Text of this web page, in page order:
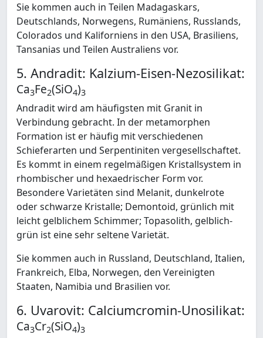
Sie kommen auch in Teilen Madagaskars,
Deutschlands, Norwegens, Rumäniens, Russlands,
Colorados und Kaliforniens in den USA, Brasiliens,
Tansanias und Teilen Australiens vor.
5. Andradit: Kalzium-Eisen-Nezosilikat:
Ca3Fe2(SiO4)3
Andradit wird am häufigsten mit Granit in
Verbindung gebracht. In der metamorphen
Formation ist er häufig mit verschiedenen
Schieferarten und Serpentiniten vergesellschaftet.
Es kommt in einem regelmäßigen Kristallsystem in
rhombischer und hexaedrischer Form vor.
Besondere Varietäten sind Melanit, dunkelrote
oder schwarze Kristalle; Demontoid, grünlich mit
leicht gelblichem Schimmer; Topasolith, gelblich-
grün ist eine sehr seltene Varietät.
Sie kommen auch in Russland, Deutschland, Italien,
Frankreich, Elba, Norwegen, den Vereinigten
Staaten, Namibia und Brasilien vor.
6. Uvarovit: Calciumcromin-Unosilikat:
Ca3Cr2(SiO4)3